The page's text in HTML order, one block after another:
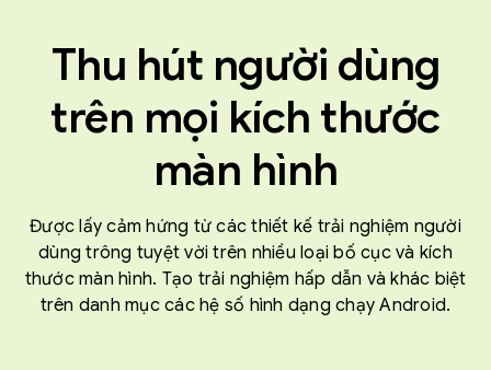
Thu hút người dùng
trên mọi kích thước
màn hình
Được lấy cảm hứng từ các thiết kế trải nghiệm người
dùng trông tuyệt vời trên nhiều loại bố cục và kích
thước màn hình. Tạo trải nghiệm hấp dẫn và khác biệt
trên danh mục các hệ số hình dạng chạy Android.